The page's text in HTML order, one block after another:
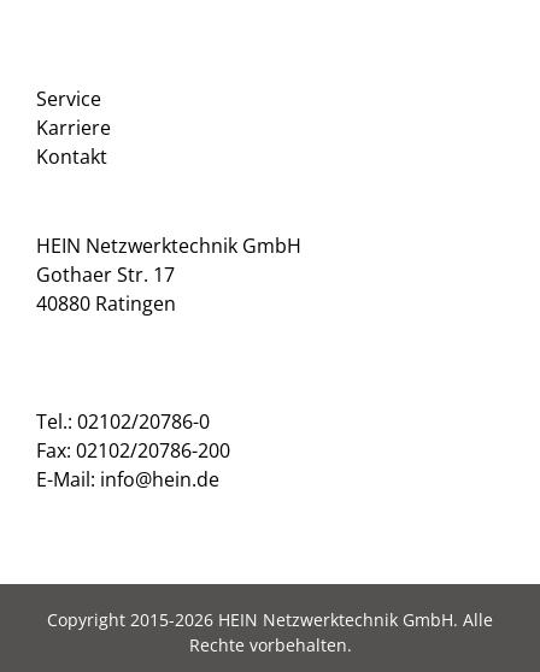
Service
Karriere
Kontakt
HEIN Netzwerktechnik GmbH
Gothaer Str. 17
40880 Ratingen
Tel.: 02102/20786-0
Fax: 02102/20786-200
E-Mail: info@hein.de
Copyright 2015-2026 HEIN Netzwerktechnik GmbH. Alle
Rechte vorbehalten.